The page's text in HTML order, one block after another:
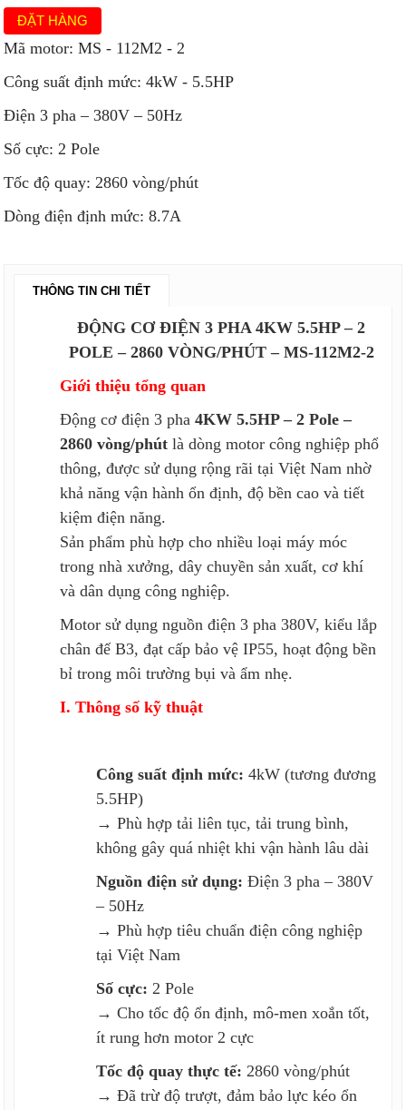
ĐẶT HÀNG
Mã motor: MS - 112M2 - 2
Công suất định mức: 4kW - 5.5HP
Điện 3 pha – 380V – 50Hz
Số cực: 2 Pole
Tốc độ quay: 2860 vòng/phút
Dòng điện định mức: 8.7A
THÔNG TIN CHI TIẾT
ĐỘNG CƠ ĐIỆN 3 PHA 4KW 5.5HP – 2
POLE – 2860 VÒNG/PHÚT – MS-112M2-2
Giới thiệu tổng quan
Động cơ điện 3 pha4KW 5.5HP – 2 Pole –
2860vòng/phút là dòng motor công nghiệp phổ
thông, được sử dụng rộng rãi tại Việt Nam nhờ
khả năng vận hành ổn định, độ bền cao và tiết
kiệm điện năng.
Sản phẩm phù hợp cho nhiều loại máy móc
trong nhà xưởng, dây chuyền sản xuất, cơ khí
và dân dụng công nghiệp.
Motor sử dụng nguồn điện 3 pha 380V, kiểu lắp
chân đế B3, đạt cấp bảo vệ IP55, hoạt động bền
bỉ trong môi trường bụi và ẩm nhẹ.
I. Thông số kỹ thuật
Công suất định mức: 4kW (tương đương
5.5HP)
→ Phù hợp tải liên tục, tải trung bình,
không gây quá nhiệt khi vận hành lâu dài
Nguồn điện sử dụng: Điện 3 pha – 380V
– 50Hz
→ Phù hợp tiêu chuẩn điện công nghiệp
tại Việt Nam
Số cực: 2 Pole
→ Cho tốc độ ổn định, mô-men xoắn tốt,
ít rung hơn motor 2 cực
Tốc độ quay thực tế: 2860 vòng/phút
→ Đã trừ độ trượt, đảm bảo lực kéo ổn